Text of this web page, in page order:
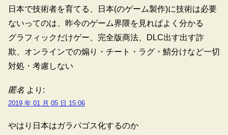
日本で技術者を育てる、日本(のゲーム製作)に技術は必要
ないってのは、昨今のゲーム界隈を見ればよく分かる
グラフィックだけゲー、完全版商法、DLC出す出す詐
欺、オンラインでの煽り・チート・ラグ・鯖分けなど一切
対処・考慮しない
匿名 より:
2019 年 01 月 05 日 15:06
やはり日本はガラパゴス化するのか